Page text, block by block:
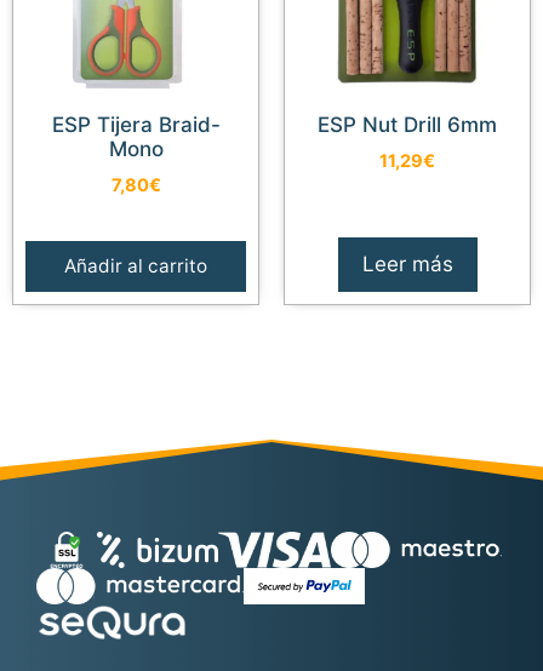
ESP Tijera Braid-
Mono
7,80€
Añadir al carrito
ESP Nut Drill 6mm
11,29€
Leer más